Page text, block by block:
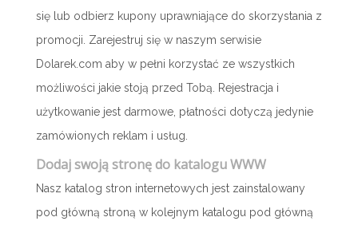
się lub odbierz kupony uprawniające do skorzystania z
promocji. Zarejestruj się w naszym serwisie
Dolarek.com aby w pełni korzystać ze wszystkich
możliwości jakie stoją przed Tobą. Rejestracja i
użytkowanie jest darmowe, płatności dotyczą jedynie
zamówionych reklam i usług.
Dodaj swoją stronę do katalogu WWW
Nasz katalog stron internetowych jest zainstalowany
pod główną stroną w kolejnym katalogu pod główną